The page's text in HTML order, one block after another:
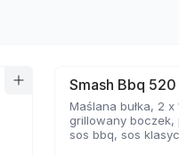
Smash Bbq 520
Maślana bułka, 2
grillowany
sos bbq, sos